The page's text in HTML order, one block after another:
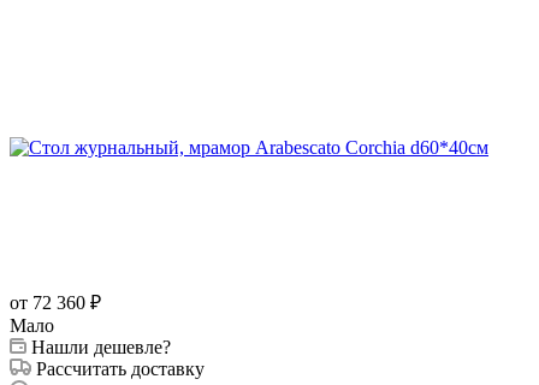
от 72 360 ₽
Мало
Нашли дешевле?
Рассчитать доставку